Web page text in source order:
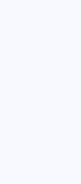
Autres